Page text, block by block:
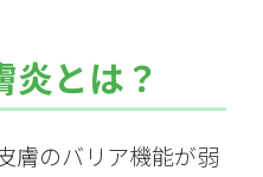
炎とは？
膚のバリア機能が弱